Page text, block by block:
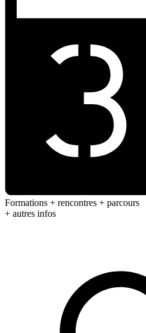
Formations + rencontres + parcours
+ autres infos